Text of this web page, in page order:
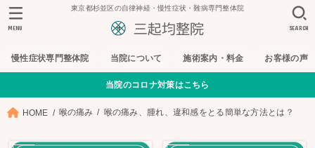
東京都杉並区の自律神経・慢性症状・難病専門整体院
慢性症状専門整体院 当院について 施術案内・料金 お客様の声
SEARCH
MENU
当院のコロナ対策はこちら
HOME 喉の痛み 喉の痛み、腫れ、違和感をとる簡単な方法とは？